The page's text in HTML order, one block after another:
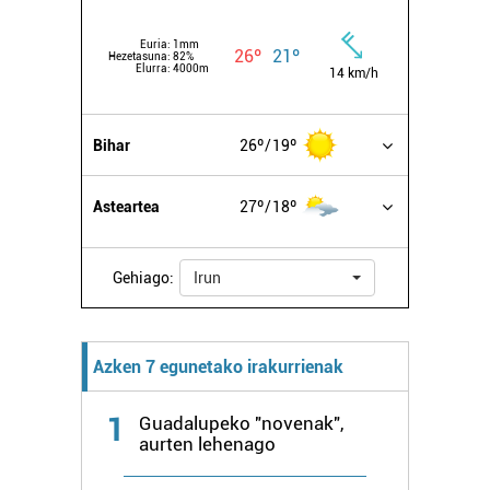
Euria: 1mm
Hezetasuna: 82%
Elurra: 4000m
26º 21º
14 km/h
Bihar 26º 19º
Asteartea 27º 18º
Gehiago: Irun
Azken 7 egunetako irakurrienak
1
Guadalupeko "novenak",
aurten lehenago